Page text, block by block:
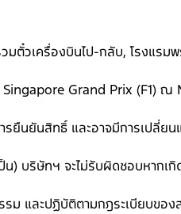
วเครื่องบินไป-กลับ, โรงแรมพ
Singapore Grand Prix (F1)
ยืนยันสิทธิ์ และอาจมีการเปลี่ย
น) บริษัทฯ จะไม่รับผิดชอบหาก
ม และปฏิบัติตามกฎระเบียบขอ